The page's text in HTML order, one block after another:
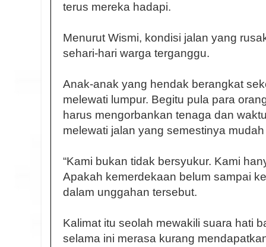
terus mereka hadapi.
Menurut Wismi, kondisi jalan yang
sehari-hari warga terganggu.
Anak-anak yang hendak berangkat
melewati lumpur. Begitu pula para
harus mengorbankan tenaga dan
melewati jalan yang semestinya
“Kami bukan tidak bersyukur. Kami
Apakah kemerdekaan belum sampai
dalam unggahan tersebut.
Kalimat itu seolah mewakili suara hati
selama ini merasa kurang